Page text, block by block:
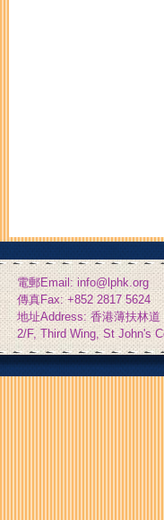
電郵Email: info@lphk.org
傳真Fax: +852 2817 5624
地址Address: 香港薄扶林
2/F, Third Wing, St John's